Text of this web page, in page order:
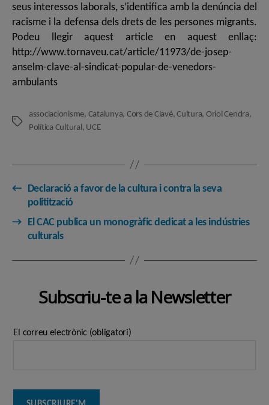
seus interessos laborals, s’identifica amb la denúncia del
racisme i la defensa dels drets de les persones migrants.
Podeu llegir aquest article en aquest enllaç:
http://www.tornaveu.cat/article/11973/de-josep-
anselm-clave-al-sindicat-popular-de-venedors-
ambulants
Etiquetes
associacionisme, Catalunya, Cors de Clavé,Cultura, Oriol Cendra,
Política Cultural , UCE
←
Declaració a favor de la cultura i contra la seva
politització
→
El CAC publica un monogràfic dedicat a les indústries
culturals
Subscriu-te a la Newsletter
El correu electrònic (obligatori)